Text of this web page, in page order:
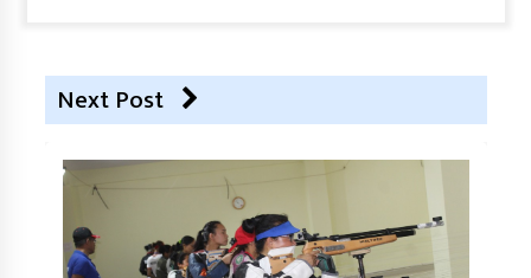
Next Post